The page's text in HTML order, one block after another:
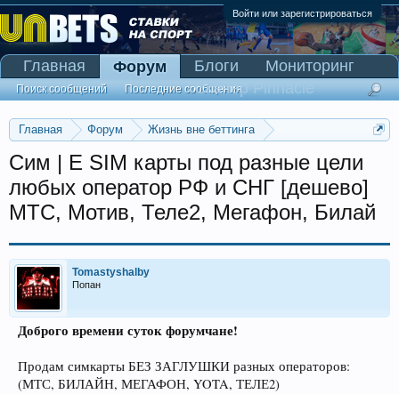
Войти или зарегистрироваться
Главная Форум
Жизнь вне беттинга
Сим | E SIM карты под разные цели
любых оператор РФ и СНГ [дешево]
МТС, Мотив, Теле2, Мегафон, Билай
Tomastyshalby
Попан
Доброго времени суток форумчане!
Продам симкарты БЕЗ ЗАГЛУШКИ разных операторов:
(МТС, БИЛАЙН, МЕГАФОН, YOTA, ТЕЛЕ2)
Главная Форум
Поиск сообщений Последние сообщения
Блоги
Мониторинг
Сканер Pinnacle